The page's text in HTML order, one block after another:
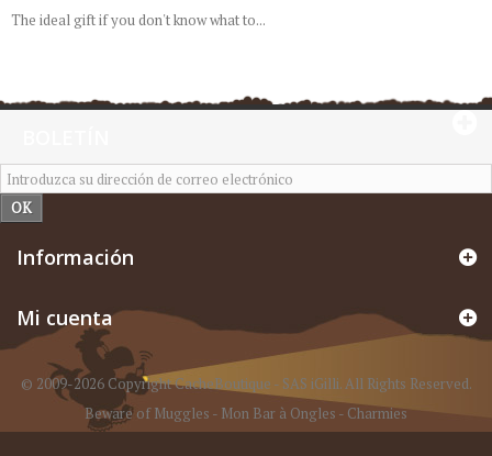
The ideal gift if you don't know what to...
OK
Información
Mi cuenta
© 2009-2026 Copyright CacheBoutique - SAS iGilli. All Rights Reserved.
Beware of Muggles - Mon Bar à Ongles - Charmies